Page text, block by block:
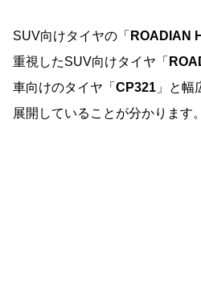
SUV向けタイヤの「 ROADIAN
重視したSUV向けタイヤ「
車向けのタイヤ「 CP321 」と幅
展開していることが分かります。